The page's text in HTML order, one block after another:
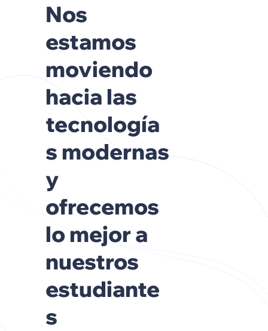
Nos
estamos
moviendo
hacia las
tecnología
s modernas
y
ofrecemos
lo mejor a
nuestros
estudiante
s